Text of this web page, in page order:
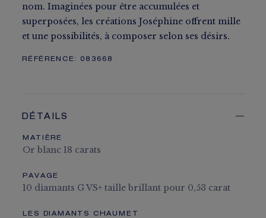
nom. Imaginées pour être accumulées et
superposées, les créations Joséphine offrent mille
et une possibilités, à composer selon ses désirs.
RÉFÉRENCE: 083668
DÉTAILS
MATIÈRE
Or blanc 18 carats
PAVAGE
10 diamants G VS+ taille brillant pour 0,53 carat
LES DIAMANTS CHAUMET